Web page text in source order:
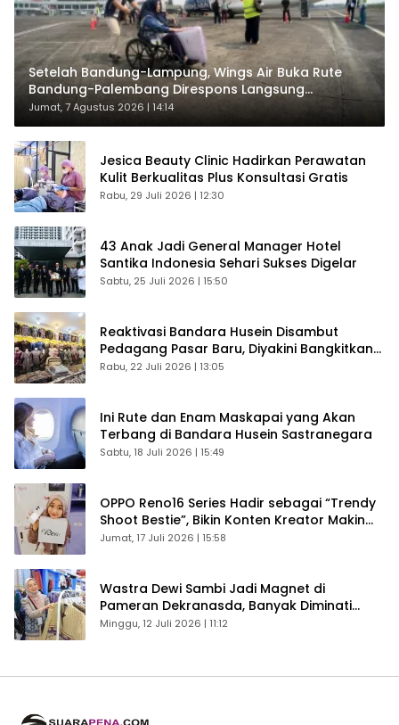
Setelah Bandung-Lampung, Wings Air Buka Rute
Bandung-Palembang Direspons Langsung
Penumpang
Jumat, 7 Agustus 2026 | 14:14
Jesica Beauty Clinic Hadirkan Perawatan
Kulit Berkualitas Plus Konsultasi Gratis
Rabu, 29 Juli 2026 | 12:30
43 Anak Jadi General Manager Hotel
Santika Indonesia Sehari Sukses Digelar
Sabtu, 25 Juli 2026 | 15:50
Reaktivasi Bandara Husein Disambut
Pedagang Pasar Baru, Diyakini Bangkitkan
Kembali Ekonomi Bandung
Rabu, 22 Juli 2026 | 13:05
Ini Rute dan Enam Maskapai yang Akan
Terbang di Bandara Husein Sastranegara
Sabtu, 18 Juli 2026 | 15:49
OPPO Reno16 Series Hadir sebagai “Trendy
Shoot Bestie”, Bikin Konten Kreator Makin
Betah
Jumat, 17 Juli 2026 | 15:58
Wastra Dewi Sambi Jadi Magnet di
Pameran Dekranasda, Banyak Diminati
Pengunjung
Minggu, 12 Juli 2026 | 11:12